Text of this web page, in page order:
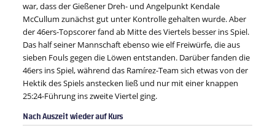
war, dass der Gießener Dreh- und Angelpunkt Kendale
McCullum zunächst gut unter Kontrolle gehalten wurde. Aber
der 46ers-Topscorer fand ab Mitte des Viertels besser ins Spiel.
Das half seiner Mannschaft ebenso wie elf Freiwürfe, die aus
sieben Fouls gegen die Löwen entstanden. Darüber fanden die
46ers ins Spiel, während das Ramírez-Team sich etwas von der
Hektik des Spiels anstecken ließ und nur mit einer knappen
25:24-Führung ins zweite Viertel ging.
Nach Auszeit wieder auf Kurs